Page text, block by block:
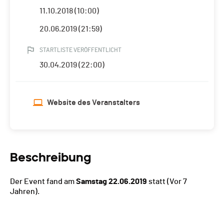
11.10.2018 (10:00)
20.06.2019 (21:59)
STARTLISTE VERÖFFENTLICHT
30.04.2019 (22:00)
Website des Veranstalters
Beschreibung
Der Event fand amSamstag 22.06.2019 statt(Vor 7
Jahren).